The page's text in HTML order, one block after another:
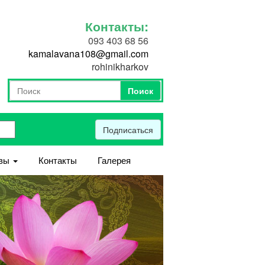
Контакты:
093 403 68 56
kamalavana108@gmail.com
rohinikharkov
Форма поиска
Поиск
Поиск
Подписаться
Контакты Галерея